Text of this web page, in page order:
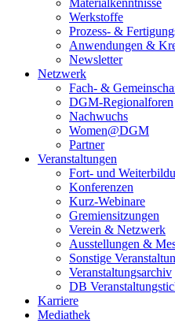
Materialkenntnisse
Werkstoffe
Prozess- &
Anwendungen &
Newsletter
Netzwerk
Fach- &
DGM-Regionalforen
Nachwuchs
Women@DGM
Partner
Veranstaltungen
Fort- und
Konferenzen
Kurz-Webinare
Gremiensitzungen
Verein & Netzwerk
Ausstellungen &
Sonstige
Veranstaltungsarchiv
DB
Karriere
Mediathek